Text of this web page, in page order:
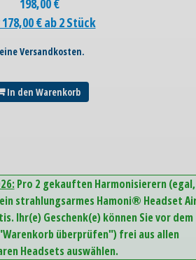
198,00€
€ ab 2 Stück
Versandkosten.
In den Warenkorb
Pro 2 gekauften Harmonisierern (egal,
strahlungsarmes Hamoni® Headset
Ihr(e) Geschenk(e) können Sie vor dem
überprüfen") frei aus allen
Headsets auswählen.